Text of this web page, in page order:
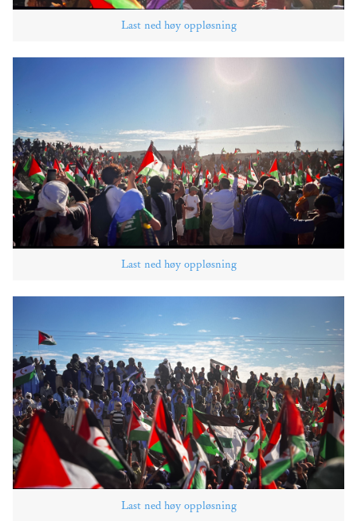
Last ned høy oppløsning
Last ned høy oppløsning
Last ned høy oppløsning